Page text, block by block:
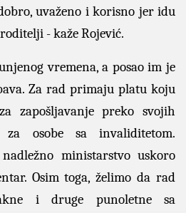
uvaženo i korisno jer idu
- kaže Rojević.
vremena, a posao im je
Za rad primaju platu koju
zapošljavanje preko svojih
osobe sa invaliditetom.
ministarstvo uskoro
Osim toga, želimo da rad
i druge punoletne sa